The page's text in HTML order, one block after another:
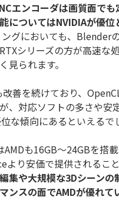
エンコーダは画質面で
についてはNVIDIAが優位
ングにおいても、Blender
シリーズの方が高速な
見られます。
改善を続けており、
、対応ソフトの多さや安
な傾向にあるといえるで
AMDも16GB〜24GBを搭
より安価で提供されるこ
集や大規模な3Dシーンの
ンスの面でAMDが優れて